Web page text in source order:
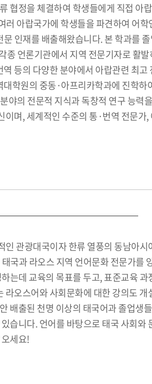
협정을 체결하여 학생들에게 직접 아
아랍국가에 학생들을 파견하여 어
인재를 배출해왔습니다. 본 학과를
언론기관에서 지역 전문기자로 활
등의 다양한 분야에서 아랍관련 최
학원의 중동·아프리카학과에 진학하
야의 전문적 지식과 독창적 연구 능력
며, 세계적인 수준의 통·번역 전문가
관광대국이자 한류 열풍의 동남아시
국과 라오스 지역 언어문화 전문가를
는데 교육의 목표를 두고, 표준교육
오스어와 사회문화에 대한 강의도
배출된 천명 이상의 태국어과 졸업생
습니다. 언어를 바탕으로 태국 사회와
세요!